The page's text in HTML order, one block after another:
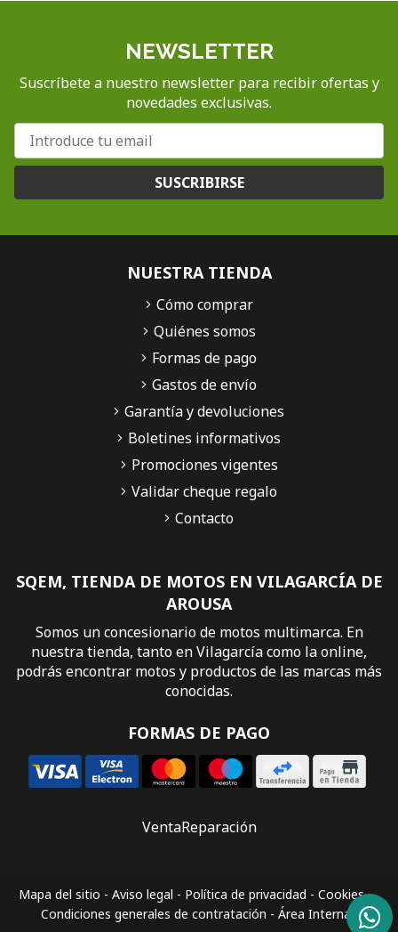
NEWSLETTER
Suscríbete a nuestro newsletter para recibir ofertas y
novedades exclusivas.
SUSCRIBIRSE
SQEM, TIENDA DE MOTOS EN VILAGARCÍA DE
AROUSA
Somos un concesionario de motos multimarca. En
nuestra tienda, tanto en Vilagarcía como la online,
podrás encontrar motos y productos de las marcas más
conocidas.
FORMAS DE PAGO
NUESTRA TIENDA
Cómo comprar
Quiénes somos
Formas de pago
Gastos de envío
Garantía y devoluciones
Boletines informativos
Promociones vigentes
Validar cheque regalo
Contacto
VentaReparación
Mapa del sitio - Aviso legal - Política de privacidad - Cookies-
Condiciones generales de contratación - Área Interna